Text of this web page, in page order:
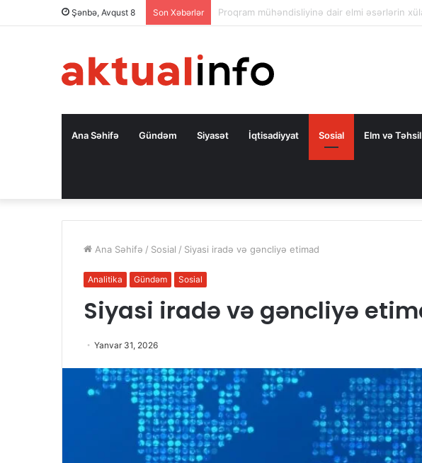
Şənbə, Avqust 8 Son Xəbərlər Səfir: Azərbaycan Omanla nəqliyyat
Ana Səhifə Gündəm Siyasət İqtisadiyyat Sosial Elm və Təhsil
Ana Səhifə / Sosial / Siyasi iradə və gəncliyə etimad
Analitika Gündəm Sosial
Siyasi iradə və gəncliyə
Yanvar 31, 2026